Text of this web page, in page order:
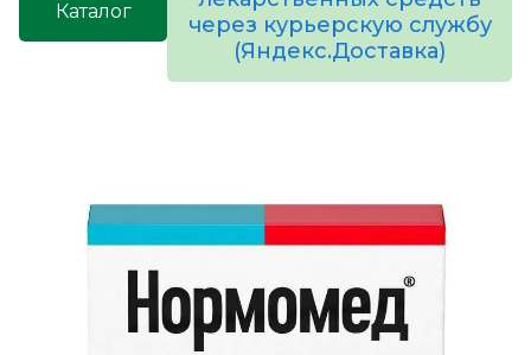
Каталог
через курьерскую службу
(Яндекс.Доставка)